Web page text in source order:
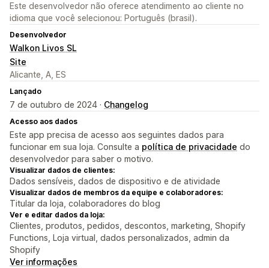
Este desenvolvedor não oferece atendimento ao cliente no
idioma que você selecionou: Português (brasil).
Desenvolvedor
Walkon Livos SL
Site
Alicante, A, ES
Lançado
7 de outubro de 2024 · Changelog
Acesso aos dados
Este app precisa de acesso aos seguintes dados para
funcionar em sua loja. Consulte a política de privacidade do
desenvolvedor para saber o motivo.
Visualizar dados de clientes:
Dados sensíveis, dados de dispositivo e de atividade
Visualizar dados de membros da equipe e colaboradores:
Titular da loja, colaboradores do blog
Ver e editar dados da loja:
Clientes, produtos, pedidos, descontos, marketing, Shopify
Functions, Loja virtual, dados personalizados, admin da
Shopify
Ver informações